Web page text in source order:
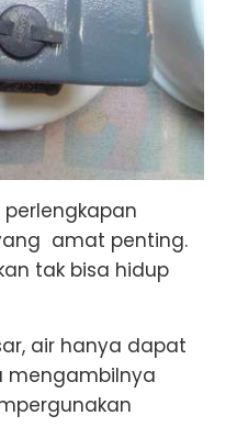
amat penting.
tak bisa hidup
air hanya dapat
mengambilnya